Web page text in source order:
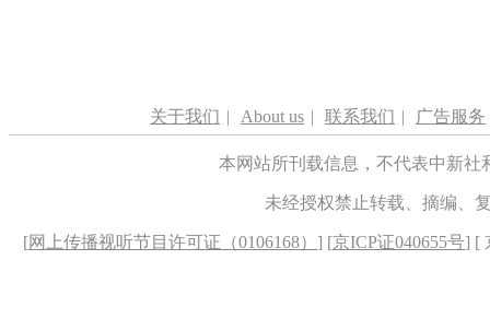
关于我们 | About us | 联系我们 | 广告服务
本网站所刊载信息，不代表中新
未经授权禁止转载、摘编、
[网上传播视听节目许可证（0106168） ] [京ICP证040655号] [